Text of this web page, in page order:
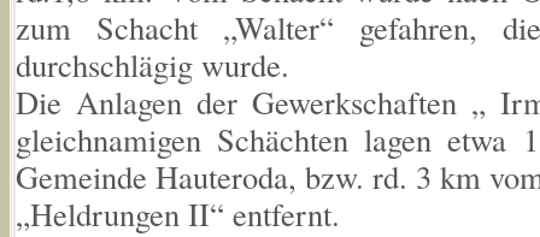
zum Schacht „Walter“ gefahren,
durchschlägig wurde.
Die Anlagen der Gewerkschaften „
gleichnamigen Schächten lagen etwa
Gemeinde Hauteroda, bzw. rd. 3 km
„Heldrungen II“ entfernt.